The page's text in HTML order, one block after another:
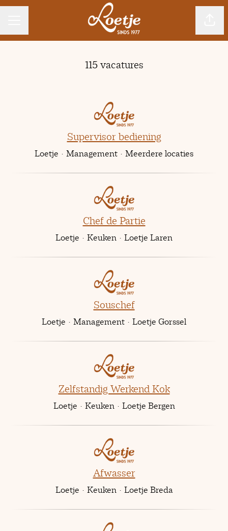
115 vacatures
Supervisor bediening
Loetje · Management · Meerdere locaties
Chef de Partie
Loetje · Keuken · Loetje Laren
Souschef
Loetje · Management · Loetje Gorssel
Zelfstandig Werkend Kok
Loetje · Keuken · Loetje Bergen
Afwasser
Loetje · Keuken · Loetje Breda